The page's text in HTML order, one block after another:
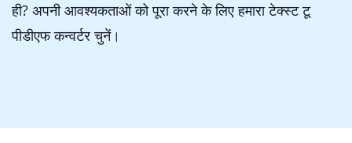
ही? अपनी आवश्यकताओं को पूरा करने के लिए हमारा टेक्स्ट टू
पीडीएफ कन्वर्टर चुनें।